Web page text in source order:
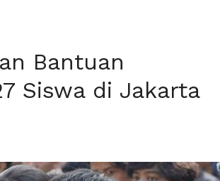
Bantuan
Siswa di Jakarta